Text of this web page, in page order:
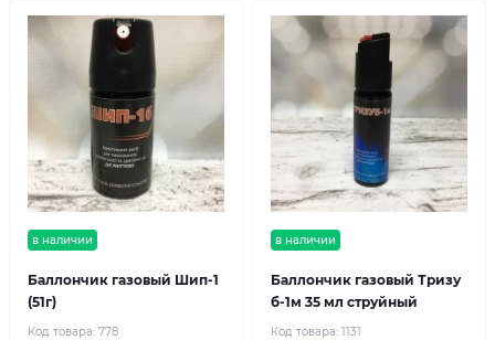
в наличии
Баллончик газовый Шип-1
(51г)
Код товара: 778
в наличии
Баллончик газовый Тризу
б-1м 35 мл струйный
Код товара: 1131